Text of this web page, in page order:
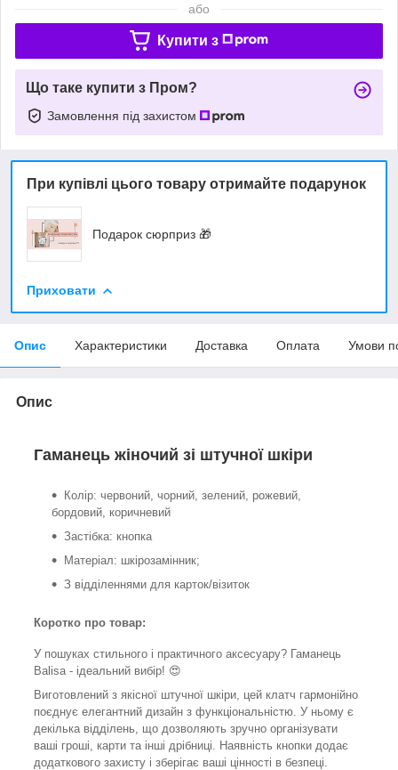
або
Купити з
Що таке купити з Пром?
Замовлення під захистом
При купівлі цього товару отримайте подарунок
Подарок сюрприз 🎁
Приховати
Опис Характеристики Доставка Оплата Умови
Опис
Гаманець жіночий зі штучної шкіри
У пошуках стильного і практичного аксесуару? Гаманець
Balisa - ідеальний вибір! 😍
Виготовлений з якісної штучної шкіри, цей клатч гармонійно
поєднує елегантний дизайн з функціональністю. У ньому є
декілька відділень, що дозволяють зручно організувати
ваші гроші, карти та інші дрібниці. Наявність кнопки додає
додаткового захисту і зберігає ваші цінності в безпеці.
Коротко про товар:
Колір: червоний, чорний, зелений, рожевий,
бордовий, коричневий
Застібка: кнопка
Матеріал: шкірозамінник;
З відділеннями для карток/візиток